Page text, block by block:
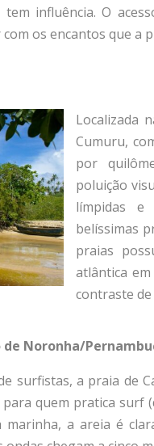
influência. O
os encantos que a
Localizada
Cumuru,
por
poluição
límpidas
belíssimas
praias
atlântica
contraste de
de Noronha/
surfistas, a praia de
quem pratica surf
a areia é